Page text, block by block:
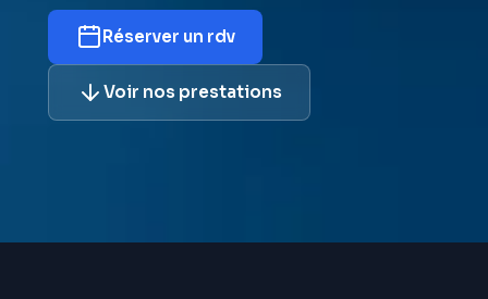
Réserver un rdv
Voir nos prestations